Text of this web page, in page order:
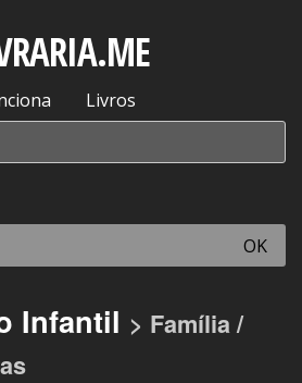
Livros
OK
Infantil > Família /